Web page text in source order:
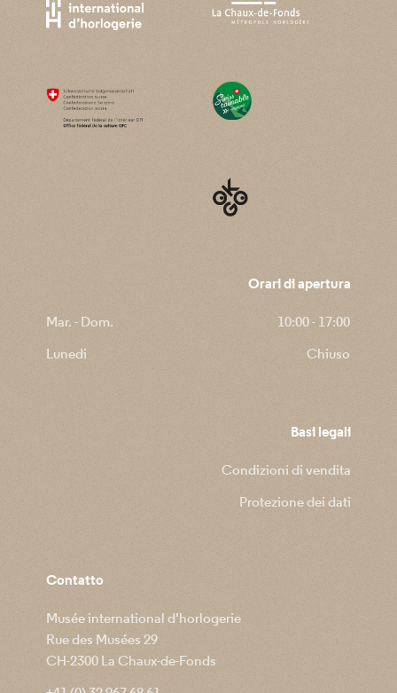
Orari di apertura
Mar. - Dom.
10:00 - 17:00
Lunedi
Chiuso
Basi legali
Condizioni di vendita
Protezione dei dati
Contatto
Musée international d'horlogerie
Rue des Musées 29
CH-2300 La Chaux-de-Fonds